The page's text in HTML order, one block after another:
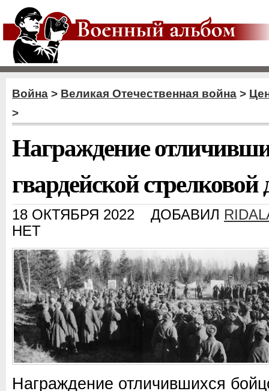
Война > Великая Отечественная война >
>
Награждение
гвардейской
18 ОКТЯБРЯ 2022 ДОБАВИЛ
НЕТ
Награждение отличившихся